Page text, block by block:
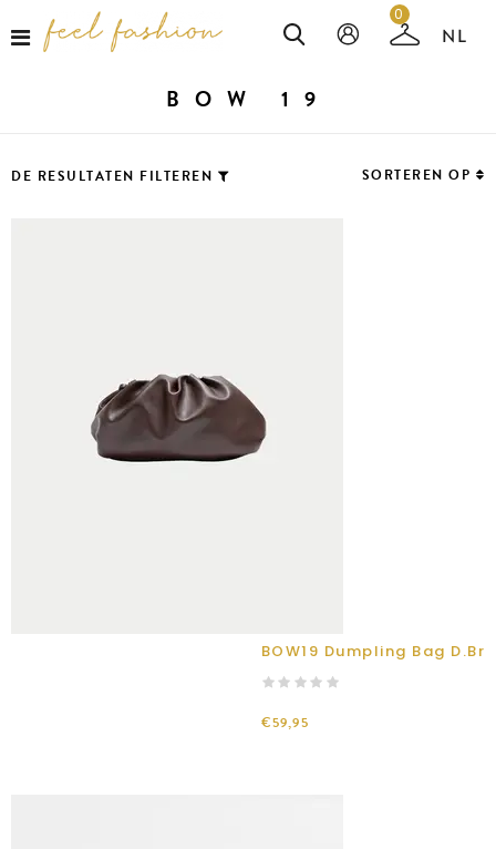
0
BOW 19
DE RESULTATEN FILTEREN SORTEREN OP
BOW19 Dumpling Bag D.Br
€59,95